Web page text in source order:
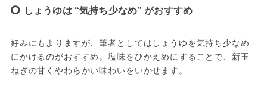
しょうゆは “気持ち少なめ” がおすすめ
好みにもよりますが、筆者としてはしょうゆを気持ち少なめ
にかけるのがおすすめ。塩味をひかえめにすることで、新玉
ねぎの甘くやわらかい味わいをいかせます。